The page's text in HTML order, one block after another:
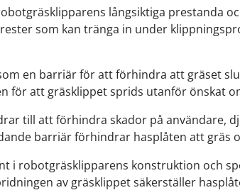
långsiktiga prestanda
som kan tränga in under
en barriär för att förhindra att gräset
för att gräsklippet sprids utanför önskat
till att förhindra skador på användare,
barriär förhindrar hasplåten att gräs
i robotgräsklipparens konstruktion och
av gräsklippet säkerställer